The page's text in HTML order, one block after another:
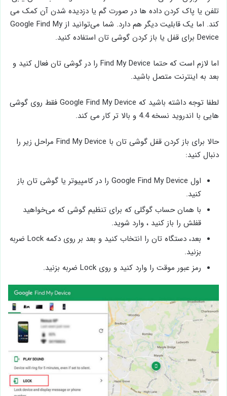
تلفن یا پاک کردن داده ‌ها در صورت گم یا دزدیده شدن آن کمک می
‌کند. اما یک قابلیت دیگر هم دارد. شما می‌توانید از Google Find My
Device برای قفل یا باز کردن گوشی تان استفاده کنید.
اما لازم است که حتما Find My Device را در گوشی تان فعال کنید و
بعد به اینترنت متصل باشید.
لطفا توجه داشته باشید که Google Find My Device فقط روی گوشی
هایی با اندروید نسخه 4.4 و بالا تر کار می ‌کند.
حالا برای باز کردن قفل گوشی تان با Find My Device مراحل زیر را
دنبال کنید:
اول Google Find My Device را در کامپیوتر یا گوشی تان باز
کنید.
با همان حساب گوگلی که برای تنظیم گوشی که می‌خواهید
قفلش را باز کنید ، وارد شوید.
بعد، دستگاه تان را انتخاب کنید و بعد بر روی دکمه Lock ضربه
بزنید.
رمز عبور موقت را وارد کنید و روی Lock ضربه بزنید.